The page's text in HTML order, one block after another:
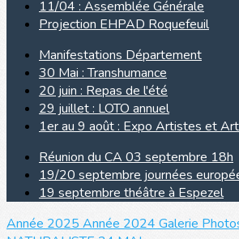
11/04 : Assemblée Générale
Projection EHPAD Roquefeuil
Manifestations Département
30 Mai : Transhumance
20 juin : Repas de l'été
29 juillet : LOTO annuel
1er au 9 août : Expo Artistes et
Réunion du CA 03 septembre 18h
19/20 septembre journées
19 septembre théâtre à Espezel
Année 2025 Année 2024 Galerie